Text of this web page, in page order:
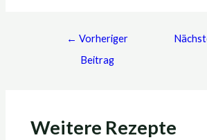
← Vorheriger
Beitrag
Weitere Rezepte